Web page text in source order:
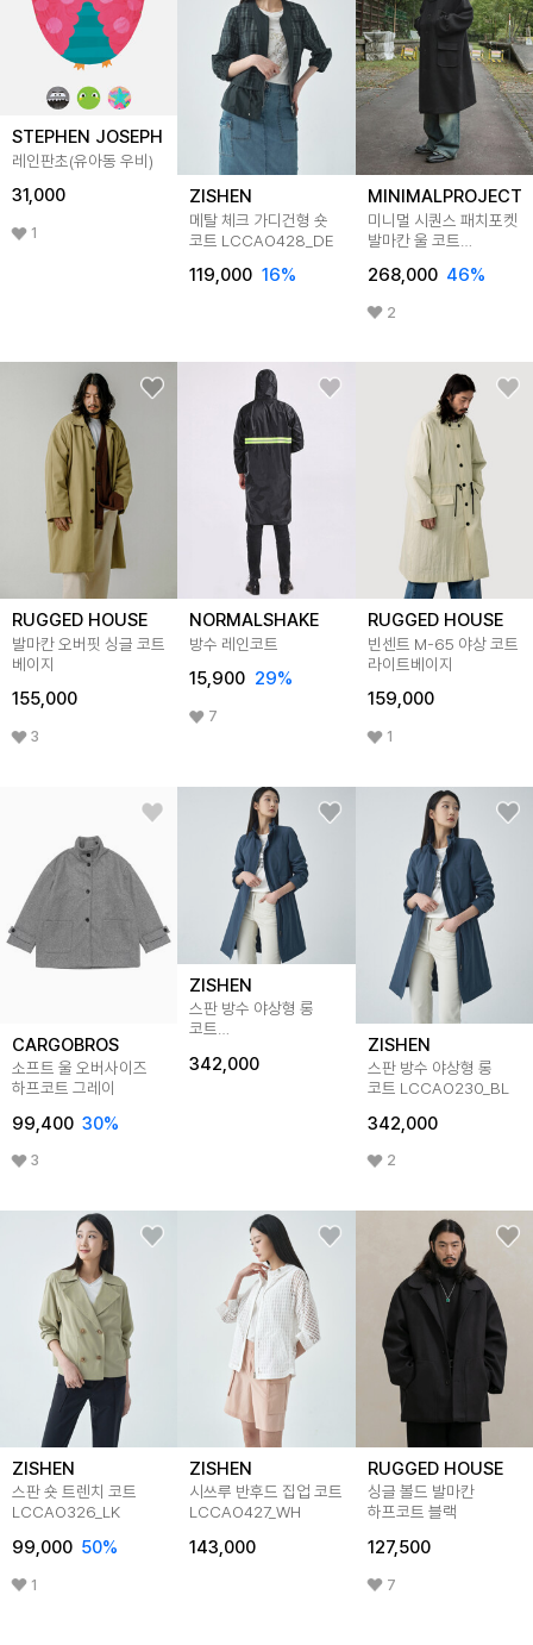
STEPHEN JOSEPH
레인판초(유아동 우비)
31,000
1
ZISHEN
메탈 체크 가디건형 숏
코트 LCCAO428_DE
119,000 16%
MINIMALPROJECT
미니멀 시퀀스 패치포켓
발마칸 울 코트
268,000 46%
2
RUGGED HOUSE
발마칸 오버핏 싱글 코트
베이지
155,000
3
NORMALSHAKE
방수 레인코트
15,900 29%
7
RUGGED HOUSE
빈센트 M-65 야상 코트
라이트베이지
159,000
1
CARGOBROS
소프트 울 오버사이즈
하프코트 그레이
99,400 30%
3
ZISHEN
스판 방수 야상형 롱
코트
342,000
ZISHEN
스판 방수 야상형 롱
코트 LCCAO230_BL
342,000
2
ZISHEN
스판 숏 트렌치 코트
LCCAO326_LK
99,000 50%
1
ZISHEN
시쓰루 반후드 집업 코트
LCCAO427_WH
143,000
RUGGED HOUSE
싱글 볼드 발마칸
하프코트 블랙
127,500
7